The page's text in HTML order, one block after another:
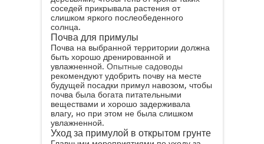
соседей прикрывала растения от
слишком яркого послеобеденного
солнца.
Почва для примулы
Почва на выбранной территории должна
быть хорошо дренированной и
увлажненной. Опытные садоводы
рекомендуют удобрить почву на месте
будущей посадки примул навозом, чтобы
почва была богата питательными
веществами и хорошо задерживала
влагу, но при этом не была слишком
увлажненной.
Уход за примулой в открытом грунте